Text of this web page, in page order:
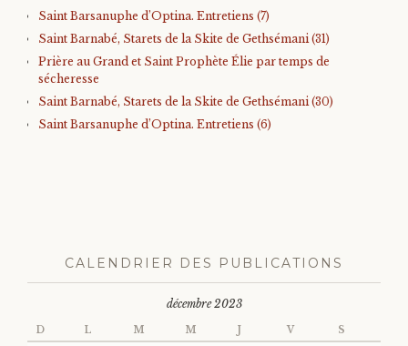
Saint Barsanuphe d’Optina. Entretiens (7)
Saint Barnabé, Starets de la Skite de Gethsémani (31)
Prière au Grand et Saint Prophète Élie par temps de
sécheresse
Saint Barnabé, Starets de la Skite de Gethsémani (30)
Saint Barsanuphe d’Optina. Entretiens (6)
CALENDRIER DES PUBLICATIONS
décembre 2023
D L M M J V S